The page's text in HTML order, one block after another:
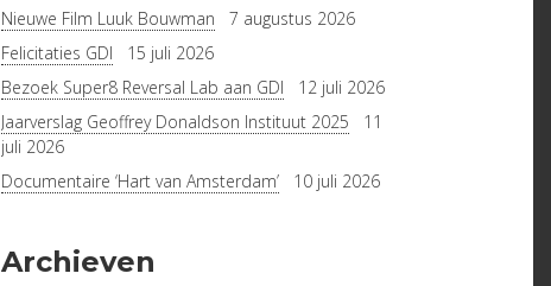
Nieuwe Film Luuk Bouwman
7 augustus 2026
Felicitaties GDI
15 juli 2026
Bezoek Super8 Reversal Lab aan GDI
12 juli 2026
Jaarverslag Geoffrey Donaldson Instituut 2025
11
juli 2026
Documentaire ‘Hart van Amsterdam’
10 juli 2026
Archieven